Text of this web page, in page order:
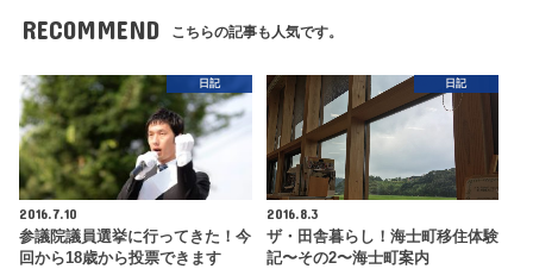
RECOMMEND こちらの記事も人気です。
日記
2016.7.10
参議院議員選挙に行ってきた！今
回から18歳から投票できます
日記
2016.8.3
ザ・田舎暮らし！海士町移住体験
記〜その2〜海士町案内